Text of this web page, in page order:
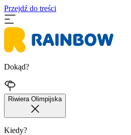
Przejdź do treści
Dokąd?
Riwiera Olimpijska
Kiedy?